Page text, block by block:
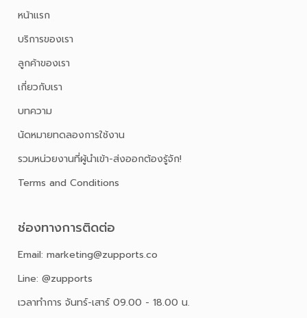
หน้าเเรก
บริการของเรา
ลูกค้าของเรา
เกี่ยวกับเรา
บทความ
นัดหมายทดลองการใช้งาน
รวมหน่วยงานที่ผู้นำเข้า-ส่งออกต้องรู้จัก!
Terms and Conditions
ช่องทางการติดต่อ
Email: marketing@zupports.co
Line: @zupports
เวลาทำการ จันทร์-เสาร์ 09.00 - 18.00 น.